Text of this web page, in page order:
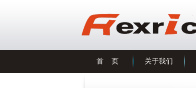
首 页 关于我们